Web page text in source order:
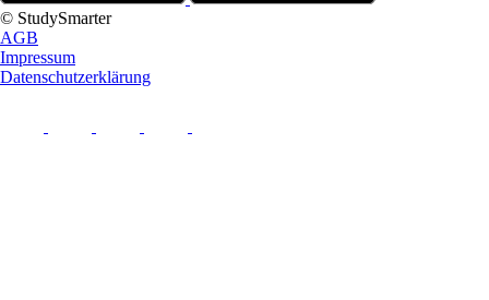
© StudySmarter
AGB
Impressum
Datenschutzerklärung